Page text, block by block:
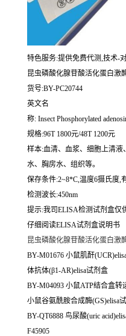
特色服务:提供免费代测,技术-对
昆虫磷酸化腺苷酸活化蛋白激
货号:BY-PC20744
英文名
称: Insect Phosphorylated
规格:96T 1800元/48T 1200元
样本:血清、血浆、细胞上清
水、胸房水、组织等。
保存条件:2~8*C,温度6摄氏度,
检测波长:450nm
提示:我司ELISA检测试剂盒仅
仔细阅读ELISA试剂盒说明书
昆虫磷酸化腺苷酸活化蛋白激
BY-M01676 小鼠肌酐
体抗体(β1-AR)elisa试剂盒
BY-M04093 小鼠ATP结合盒转
小鼠谷氨酰胺合成酶(GS)elisa
BY-QT6888 鸟尿酸(uric
F45905